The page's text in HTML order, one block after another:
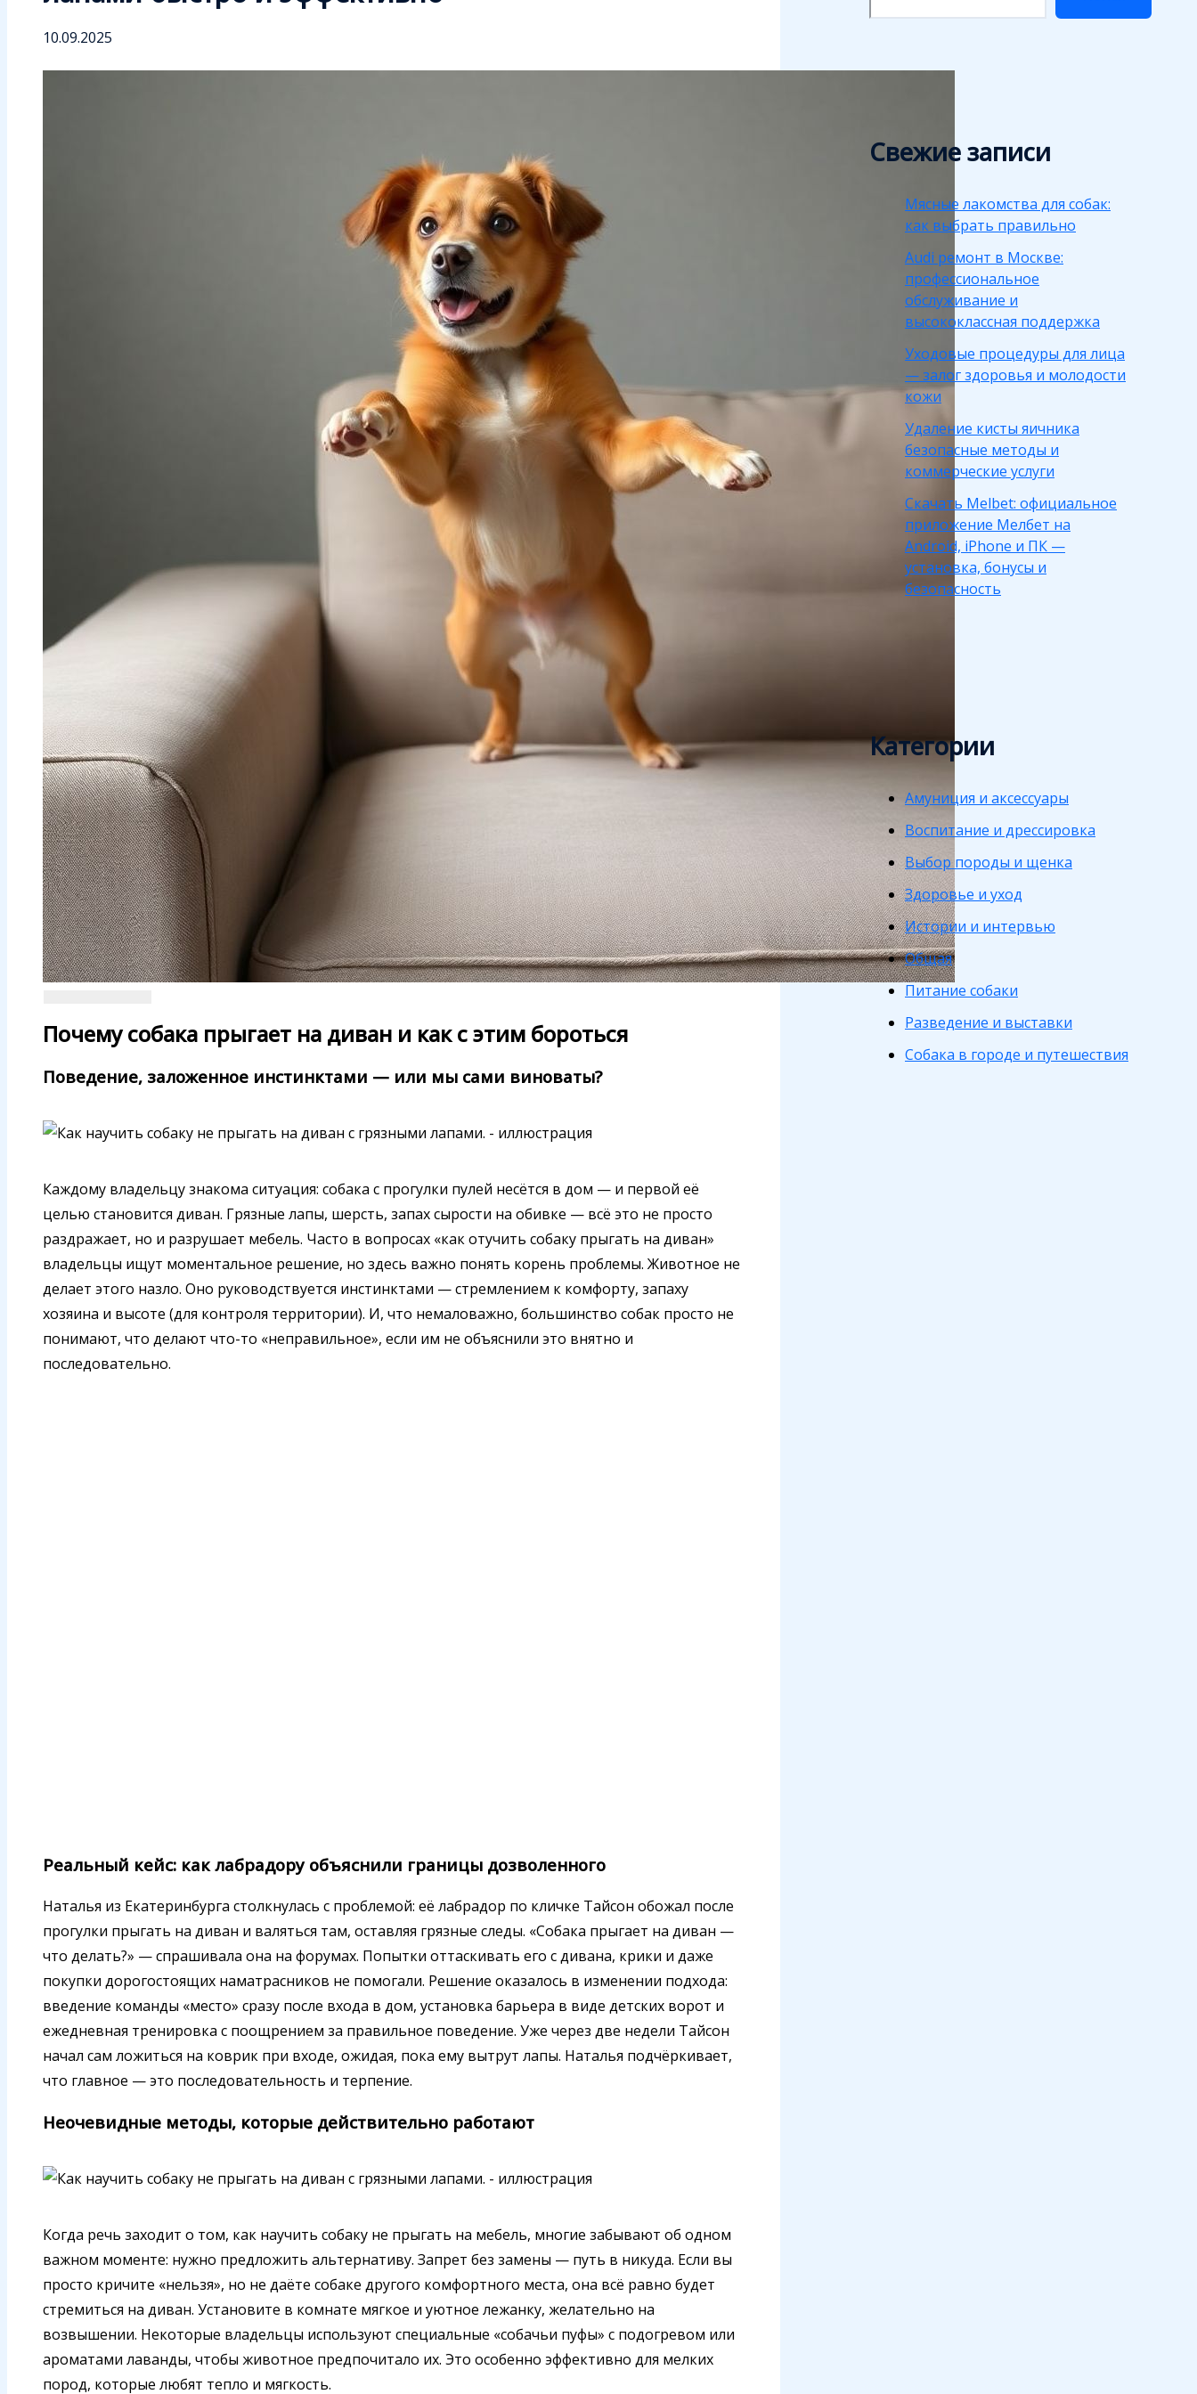
10.09.2025
Почему собака прыгает на диван и как с этим бороться
Поведение, заложенное инстинктами — или мы сами виноваты?
Каждому владельцу знакома ситуация: собака с прогулки пулей несётся в дом — и первой её
целью становится диван. Грязные лапы, шерсть, запах сырости на обивке — всё это не просто
раздражает, но и разрушает мебель. Часто в вопросах «как отучить собаку прыгать на диван»
владельцы ищут моментальное решение, но здесь важно понять корень проблемы. Животное не
делает этого назло. Оно руководствуется инстинктами — стремлением к комфорту, запаху
хозяина и высоте (для контроля территории). И, что немаловажно, большинство собак просто не
понимают, что делают что-то «неправильное», если им не объяснили это внятно и
последовательно.
Реальный кейс: как лабрадору объяснили границы дозволенного
Наталья из Екатеринбурга столкнулась с проблемой: её лабрадор по кличке Тайсон обожал после
прогулки прыгать на диван и валяться там, оставляя грязные следы. «Собака прыгает на диван —
что делать?» — спрашивала она на форумах. Попытки оттаскивать его с дивана, крики и даже
покупки дорогостоящих наматрасников не помогали. Решение оказалось в изменении подхода:
введение команды «место» сразу после входа в дом, установка барьера в виде детских ворот и
ежедневная тренировка с поощрением за правильное поведение. Уже через две недели Тайсон
начал сам ложиться на коврик при входе, ожидая, пока ему вытрут лапы. Наталья подчёркивает,
что главное — это последовательность и терпение.
Неочевидные методы, которые действительно работают
Когда речь заходит о том, как научить собаку не прыгать на мебель, многие забывают об одном
важном моменте: нужно предложить альтернативу. Запрет без замены — путь в никуда. Если вы
просто кричите «нельзя», но не даёте собаке другого комфортного места, она всё равно будет
стремиться на диван. Установите в комнате мягкое и уютное лежанку, желательно на
возвышении. Некоторые владельцы используют специальные «собачьи пуфы» с подогревом или
ароматами лаванды, чтобы животное предпочитало их. Это особенно эффективно для мелких
пород, которые любят тепло и мягкость.
Свежие записи
Мясные лакомства для собак:
как выбрать правильно
Audi ремонт в Москве:
профессиональное
обслуживание и
высококлассная поддержка
Уходовые процедуры для лица
— залог здоровья и молодости
кожи
Удаление кисты яичника
безопасные методы и
коммерческие услуги
Скачать Melbet: официальное
приложение Мелбет на
Android, iPhone и ПК —
установка, бонусы и
безопасность
Категории
Амуниция и аксессуары
Воспитание и дрессировка
Выбор породы и щенка
Здоровье и уход
Истории и интервью
Общая
Питание собаки
Разведение и выставки
Собака в городе и путешествия